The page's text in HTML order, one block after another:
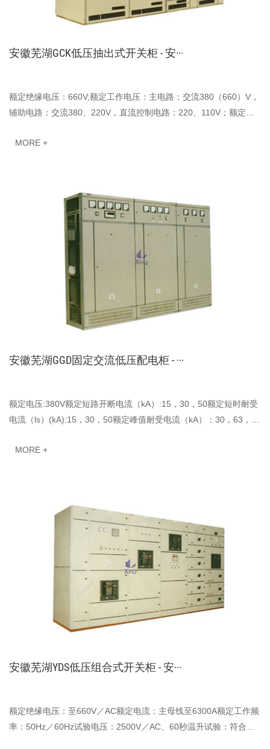
安徽芜湖GCK低压抽出式开关柜 - 安···
额定绝缘电压：660V;额定工作电压：主电路：交流380（660）V，
辅助电路：交流380、220V，直流控制电路：220、110V；额定频
MORE +
安徽芜湖GGD固定交流低压配电柜 - ···
额定电压:380V额定短路开断电流（kA）:15，30，50额定短时耐受
电流（ls）(kA):15，30，50额定峰值耐受电流（kA）：30，63，
MORE +
安徽芜湖YDS低压组合式开关柜 - 安···
额定绝缘电压：至660V／AC额定电流：主母线至6300A额定工作频
率：50Hz／60Hz试验电压：2500V／AC、60秒温升试验：符合